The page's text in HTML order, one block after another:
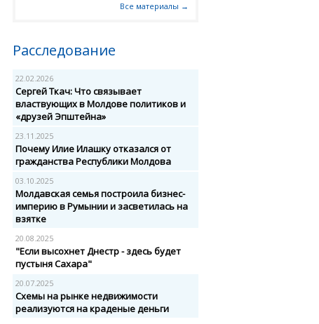
Все материалы →
Расследование
22.02.2026
Сергей Ткач: Что связывает
властвующих в Молдове политиков и
«друзей Эпштейна»
23.11.2025
Почему Илие Илашку отказался от
гражданства Республики Молдова
03.10.2025
Молдавская семья построила бизнес-
империю в Румынии и засветилась на
взятке
20.08.2025
"Если высохнет Днестр - здесь будет
пустыня Сахара"
20.07.2025
Схемы на рынке недвижимости
реализуются на краденые деньги